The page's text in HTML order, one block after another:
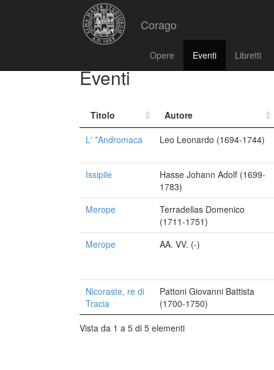
Corago
Opere Eventi Libretti
Eventi
Titolo
Autore
L' *Andromaca
Leo Leonardo (1694-1744)
Issipile
Hasse Johann Adolf (1699-
1783)
Merope
Terradellas Domenico
(1711-1751)
Merope
AA. VV. (-)
Nicoraste, re di
Tracia
Pattoni Giovanni Battista
(1700-1750)
Vista da 1 a 5 di 5 elementi